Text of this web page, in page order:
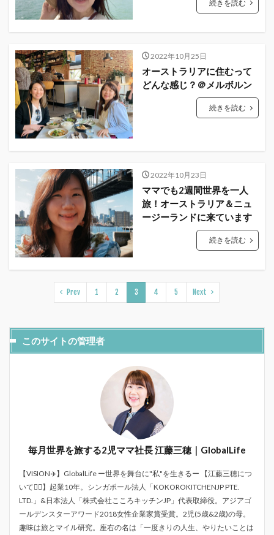
続きを読む
2022年10月25日
オーストラリアに住むって
どんな感じ？＠メルボルン
続きを読む
2022年10月23日
ママでも2週間世界を一人
旅！オーストラリア＆ニュ
ージーランドに来ています
続きを読む
Prev 1 2 3 4 5 Next
このサイトの管理者
毎月世界を旅する2児ママ社長 江藤三穂｜GlobalLife
【VISION✈️】GlobalLife ー世界を舞台に"私"を生きるー 【江藤三穂につ
いて💁‍♀️】起業10年。シンガポール法人「KOKOROKITCHENJP PTE.
LTD.」&日本法人「株式会社こころキッチンJP」代表取締役。アジアゴ
ールデンスターアワード2018女性企業家賞受賞。2児(5歳&2歳)の母。
趣味は旅とマイル研究。座右の名は「一度きりの人生、やりたいことは